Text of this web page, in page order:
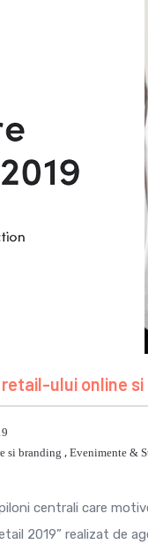
ului online si
si branding , Evenimente &
centrali care
2019” realizat de